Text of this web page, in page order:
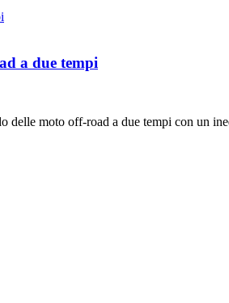
a due tempi
moto off-road a due tempi con un